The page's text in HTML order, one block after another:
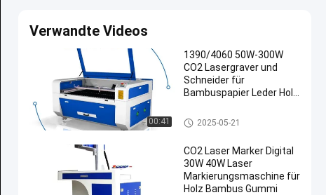
Verwandte Videos
00:41
1390/4060 50W-300W
CO2 Lasergraver und
Schneider für
Bambuspapier Leder Holz
Laser-Stich-Schneidemaschine
2025-05-21
CO2 Laser Marker Digital
30W 40W Laser
Markierungsmaschine für
Holz Bambus Gummi